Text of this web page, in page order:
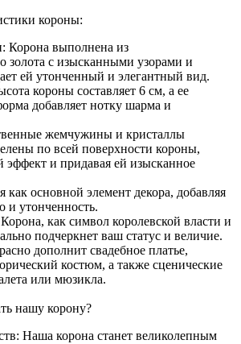
короны:
Корона выполнена из
золота с изысканными узорами и
ей утонченный и элегантный вид.
короны составляет 6 см, а ее
добавляет нотку шарма и
жемчужины и кристаллы
по всей поверхности короны,
эффект и придавая ей изысканное
как основной элемент декора, добавляя
и утонченность.
как символ королевской власти и
подчеркнет ваш статус и величие.
дополнит свадебное платье,
костюм, а также сценические
или мюзикла.
нашу корону?
Наша корона станет великолепным